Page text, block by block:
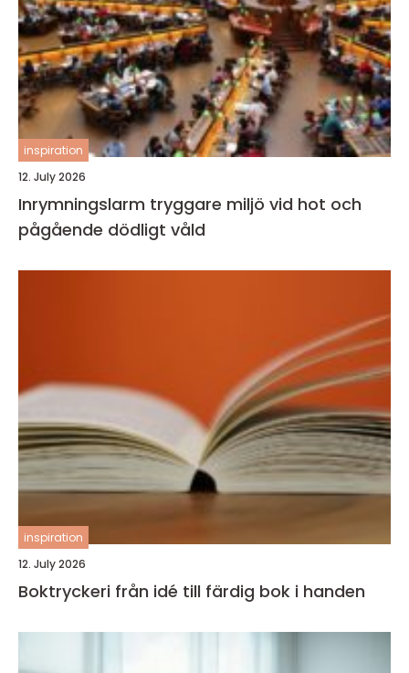
inspiration
12. July 2026
Inrymningslarm tryggare miljö vid hot och
pågående dödligt våld
inspiration
12. July 2026
Boktryckeri från idé till färdig bok i handen